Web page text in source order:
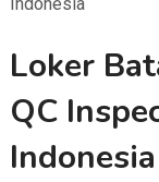
Loker
QC
Indonesia